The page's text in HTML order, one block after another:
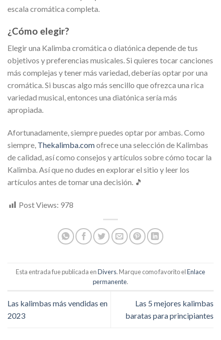
escala cromática completa.
¿Cómo elegir?
Elegir una Kalimba cromática o diatónica depende de tus
objetivos y preferencias musicales. Si quieres tocar canciones
más complejas y tener más variedad, deberías optar por una
cromática. Si buscas algo más sencillo que ofrezca una rica
variedad musical, entonces una diatónica sería más
apropiada.
Afortunadamente, siempre puedes optar por ambas. Como
siempre, Thekalimba.comofrece una selección de Kalimbas
de calidad, así como consejos y artículos sobre cómo tocar la
Kalimba. Así que no dudes en explorar el sitio y leer los
artículos antes de tomar una decisión. 🎵
Post Views: 978
Esta entrada fue publicada enDivers. Marque como favorito elEnlace
permanente.
Las kalimbas más vendidas en
2023
Las 5 mejores kalimbas
baratas para principiantes